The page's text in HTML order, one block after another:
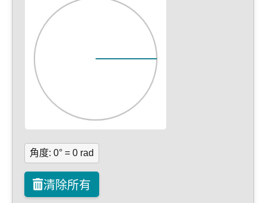
角度: 0° = 0 rad
清除所有